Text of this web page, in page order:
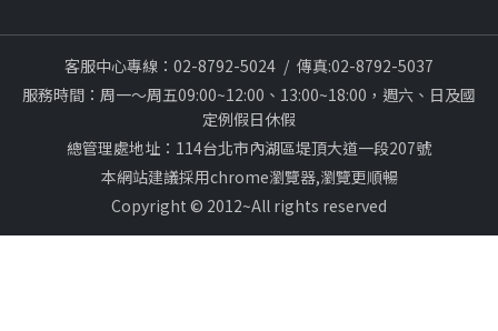
客服中心專線：02-8792-5024 / 傳真:02-8792-5037
服務時間：周一～周五09:00~12:00、13:00~18:00，週六、日及國
定例假日休假
總管理處地址：114台北市內湖區堤頂大道一段207號
本網站建議採用chrome瀏覽器,瀏覽更順暢
Copyright © 2012~All rights reserved